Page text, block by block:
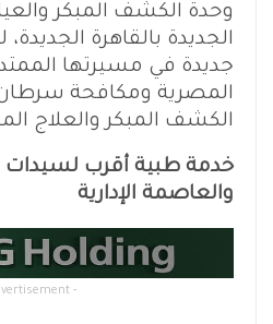
وحدة الكشف المبكر
الجديدة بالقاهرة
جديدة في مسيرتها
المصرية ومكافحة
الكشف المبكر والعلاج
خدمة طبية أقرب لسيدات
والعاصمة الإدارية
-